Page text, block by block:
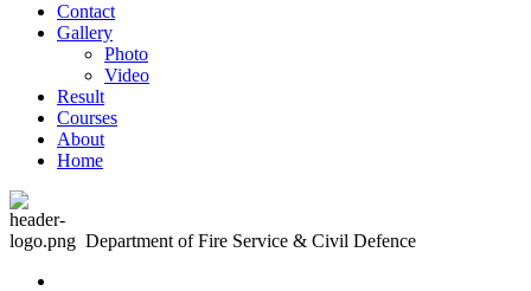
Contact
Gallery
Photo
Video
Result
Courses
About
Home
Department of Fire Service & Civil Defence